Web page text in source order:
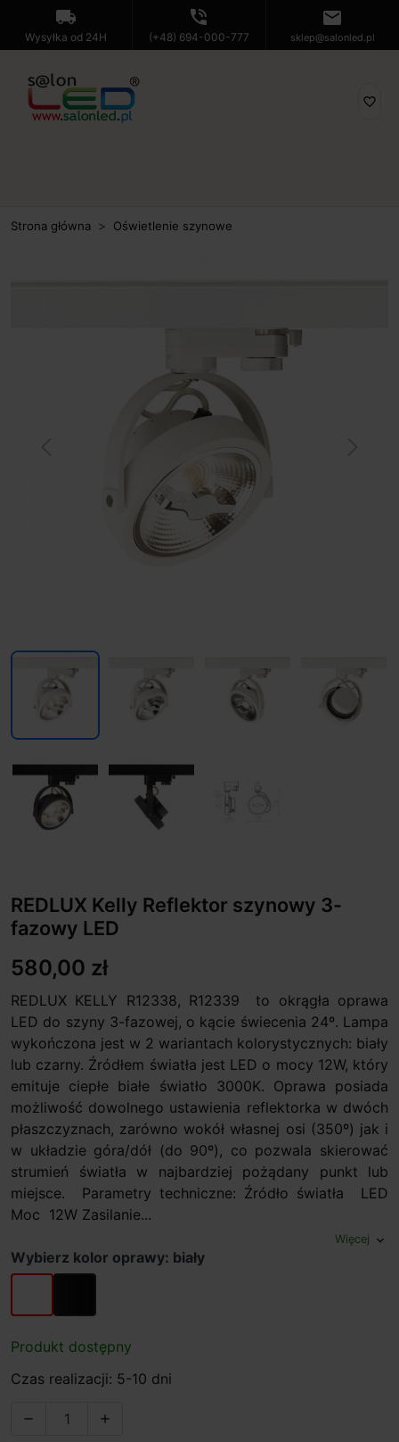
local_shipping
Wysyłka od 24H
phone_in_talk
(+48) 694-000-777
mail
sklep@salonled.pl
favorite_border
Strona główna Oświetlenie szynowe
REDLUX Kelly Reflektor szynowy 3-
fazowy LED
580,00 zł
REDLUX KELLY R12338, R12339 to okrągła oprawa
LED do szyny 3-fazowej, o kącie świecenia 24º. Lampa
wykończona jest w 2 wariantach kolorystycznych: biały
lub czarny. Źródłem światła jest LED o mocy 12W, który
emituje ciepłe białe światło 3000K. Oprawa posiada
możliwość dowolnego ustawienia reflektorka w dwóch
płaszczyznach, zarówno wokół własnej osi (350º) jak i
w układzie góra/dół (do 90º), co pozwala skierować
strumień światła w najbardziej pożądany punkt lub
miejsce. Parametry techniczne: Źródło światła LED
Moc 12W Zasilanie...
Więcej expand_more
Wybierz kolor oprawy: biały
biały czarny
Produkt dostępny
Czas realizacji: 5-10 dni
 